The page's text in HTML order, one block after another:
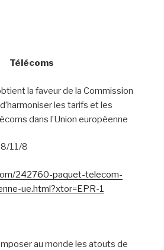
Télécoms
la faveur de la Commission
les tarifs et les
dans l’Union européenne
11/8
242760-paquet-telecom-
ue.html?xtor=EPR-1
au monde les atouts de